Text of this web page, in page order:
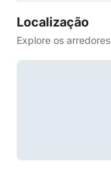
Localização
Explore os arredores